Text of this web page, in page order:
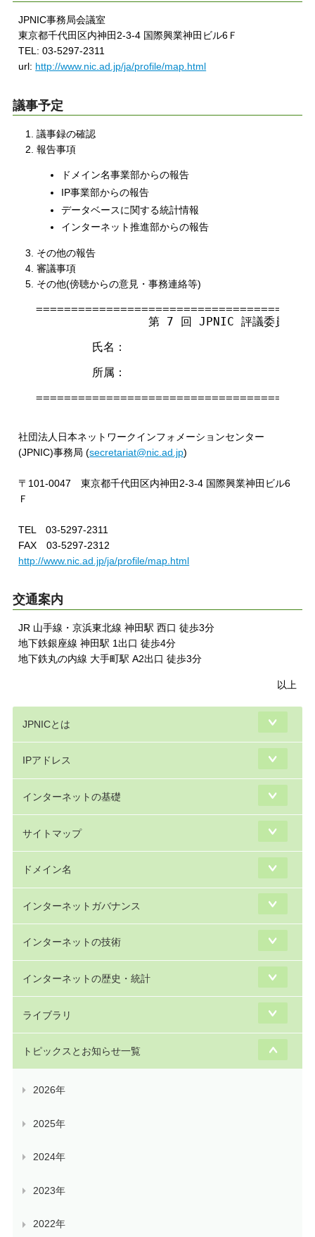
JPNIC事務局会議室
東京都千代田区内神田2-3-4 国際興業神田ビル6Ｆ
TEL: 03-5297-2311
url: http://www.nic.ad.jp/ja/profile/map.html
議事予定
議事録の確認
報告事項
ドメイン名事業部からの報告
IP事業部からの報告
データベースに関する統計情報
インターネット推進部からの報告
その他の報告
審議事項
その他(傍聴からの意見・事務連絡等)
第 7 回 JPNIC 評議委員会
        氏名：
        所属：
社団法人日本ネットワークインフォメーションセンター
(JPNIC)事務局 (secretariat@nic.ad.jp)
〒101-0047 東京都千代田区内神田2-3-4 国際興業神田ビル6
Ｆ
TEL 03-5297-2311
FAX 03-5297-2312
http://www.nic.ad.jp/ja/profile/map.html
交通案内
JR 山手線・京浜東北線 神田駅 西口 徒歩3分
地下鉄銀座線 神田駅 1出口 徒歩4分
地下鉄丸の内線 大手町駅 A2出口 徒歩3分
以上
JPNICとは
IPアドレス
インターネットの基礎
サイトマップ
ドメイン名
インターネットガバナンス
インターネットの技術
インターネットの歴史・統計
ライブラリ
トピックスとお知らせ一覧
2026年
2025年
2024年
2023年
2022年